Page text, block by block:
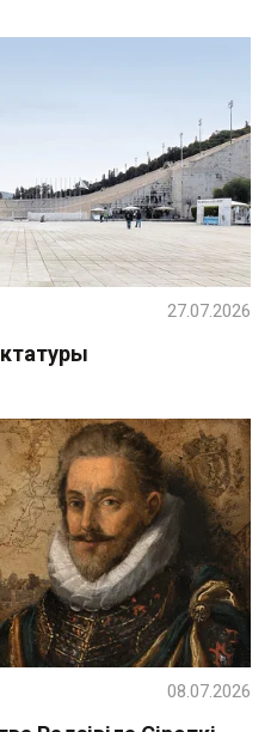
27.07.2026
08.07.2026